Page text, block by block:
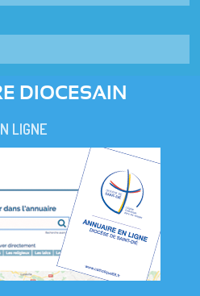
DIOCESAIN
LIGNE